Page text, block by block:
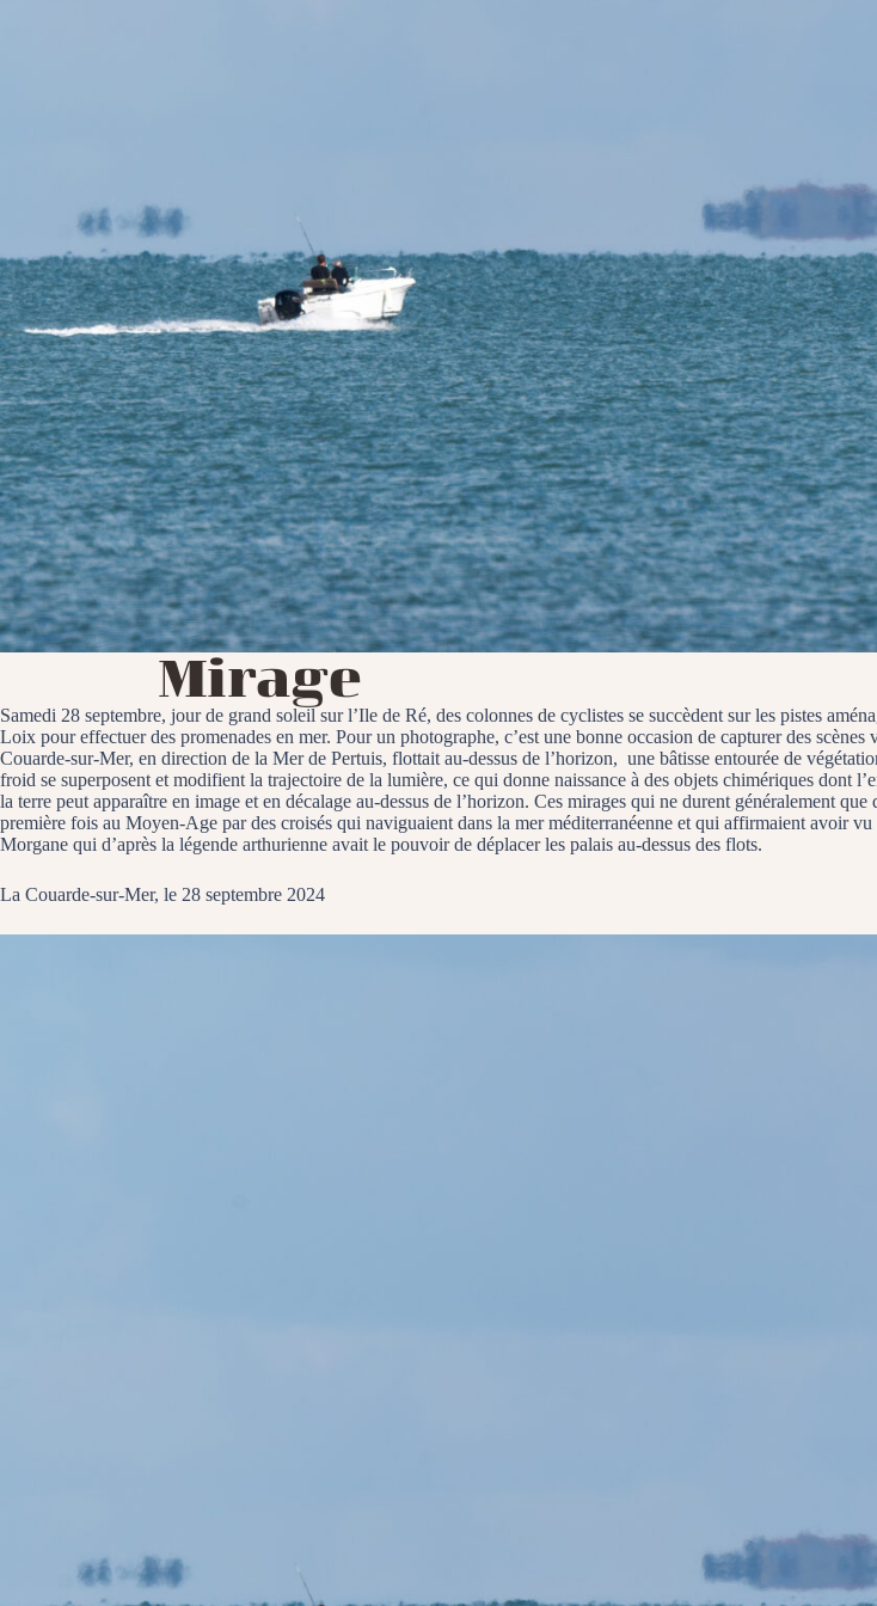
Mirage
Samedi 28 septembre, jour de grand soleil sur l’Ile de Ré, des colonnes de cyclistes se succèdent sur les pistes
Loix pour effectuer des promenades en mer. Pour un photographe, c’est une bonne occasion de capturer des
Couarde-sur-Mer, en direction de la Mer de Pertuis, flottait au-dessus de l’horizon, une bâtisse entourée de
froid se superposent et modifient la trajectoire de la lumière, ce qui donne naissance à des objets chimériques dont
la terre peut apparaître en image et en décalage au-dessus de l’horizon. Ces mirages qui ne durent généralement
première fois au Moyen-Age par des croisés qui naviguaient dans la mer méditerranéenne et qui affirmaient avoir
Morgane qui d’après la légende arthurienne avait le pouvoir de déplacer les palais au-dessus des flots.
La Couarde-sur-Mer, le 28 septembre 2024